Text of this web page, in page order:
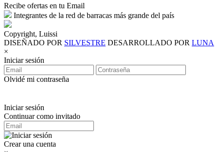
Recibe ofertas en tu Email
Integrantes de la red de barracas más grande del país
Copyright, Luissi
DISEÑADO POR SILVESTRE DESARROLLADO POR LUNA
×
Iniciar sesión
Olvidé mi contraseña
Iniciar sesión
Continuar como invitado
Crear una cuenta